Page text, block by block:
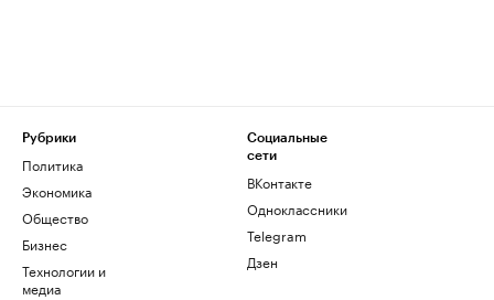
Рубрики
Политика
Экономика
Общество
Бизнес
Технологии и
медиа
Социальные
сети
ВКонтакте
Одноклассники
Telegram
Дзен